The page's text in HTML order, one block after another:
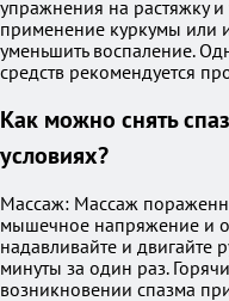
упражнения на растяжку
применение куркумы или
уменьшить воспаление.
средств рекомендуется
Как можно снять
условиях?
Массаж: Массаж
мышечное напряжение и
надавливайте и
минуты за один раз.
возникновении спазма